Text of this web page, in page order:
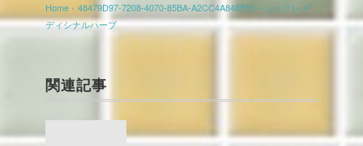
Home › 48479D97-7208-4070-85BA-A2CC4A848F51 – シュクレメ
ディシナルハーブ
関連記事